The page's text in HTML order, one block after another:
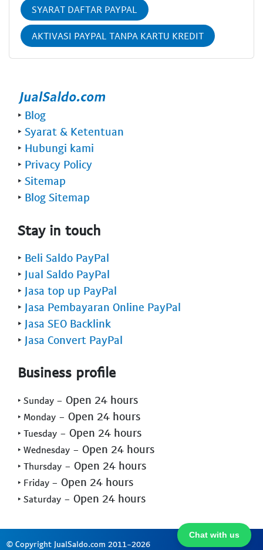
SYARAT DAFTAR PAYPAL
AKTIVASI PAYPAL TANPA KARTU KREDIT
Chat with us
‣ Blog
‣ Syarat & Ketentuan
‣ Hubungi kami
‣ Privacy Policy
‣ Sitemap
‣ Blog Sitemap
Stay in touch
‣ Beli Saldo PayPal
‣ Jual Saldo PayPal
‣ Jasa top up PayPal
‣ Jasa Pembayaran Online PayPal
‣ Jasa SEO Backlink
‣ Jasa Convert PayPal
Business profile
‣ Sunday - Open 24 hours
‣ Monday - Open 24 hours
‣ Tuesday - Open 24 hours
‣ Wednesday - Open 24 hours
‣ Thursday - Open 24 hours
‣ Friday - Open 24 hours
‣ Saturday - Open 24 hours
© Copyright JualSaldo.com 2011-2026